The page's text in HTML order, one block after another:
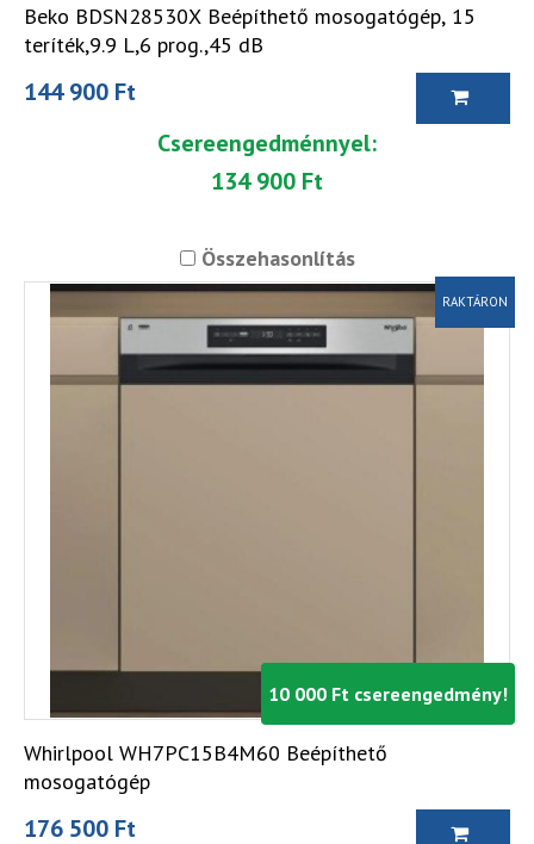
Beko BDSN28530X Beépíthető mosogatógép, 15
teríték,9.9 L,6 prog.,45 dB
144 900 Ft
Csereengedménnyel:
134 900 Ft
Összehasonlítás
10 000 Ft csereengedmény!
RAKTÁRON
Whirlpool WH7PC15B4M60 Beépíthető
mosogatógép
176 500 Ft